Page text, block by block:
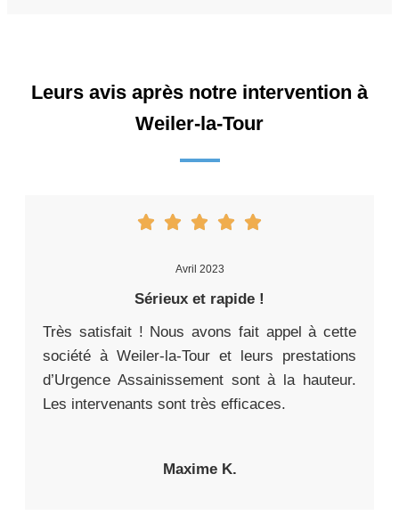
Leurs avis après notre intervention à
Weiler-la-Tour
Avril 2023
Sérieux et rapide !
Très satisfait ! Nous avons fait appel à cette
société à Weiler-la-Tour et leurs prestations
d’Urgence Assainissement sont à la hauteur.
Les intervenants sont très efficaces.
Maxime K.